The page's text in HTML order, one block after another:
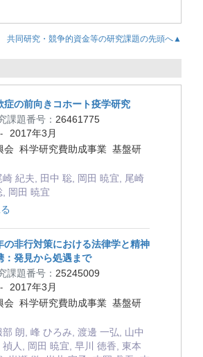
共同研究・競争的資金等の研究課題の先頭へ▲
症の前向きコホート疫学研究
課題番号： 26461775
-
2017年3月
会 科学研究費助成事業 基盤研
紀夫, 田中 聡, 岡田 暁宜, 尾崎
岡田 暁宜
の非行対策における法律学と精神
：発見から処遇まで
課題番号： 25245009
-
2017年3月
会 科学研究費助成事業 基盤研
朗, 峰 ひろみ, 渡邊 一弘, 山中
人, 岡田 暁宜, 早川 徳香, 東本